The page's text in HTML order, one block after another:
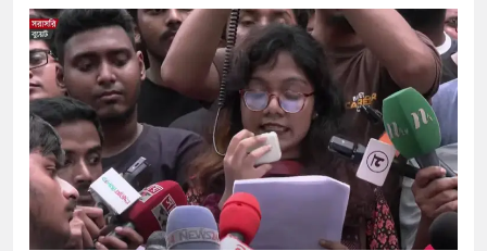
মাননীয় প্রধানমন্ত্রী, মন্ত্রীবর্গ ও
সিল-স্বাক্ষর জালিয়াতি চক্রের পাঁচ
উদ্ধার
জনগণ পরিবর্তন চেয়েছে
প্রধানমন্ত্রী